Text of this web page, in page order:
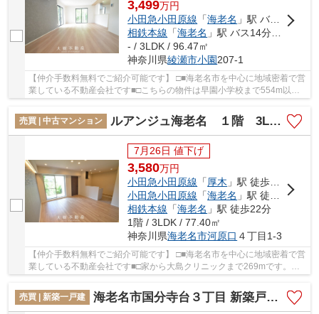
3,499万円
小田急小田原線 「海老名 」駅 バス14分 「小園バザール前」 停歩2分
相鉄本線 「海老名 」駅 バス14分 「小園バザール前」 停歩2分
- / 3LDK / 96.47㎡
神奈川県綾瀬市小園207-1
【仲介手数料無料でご紹介可能です】 □■海老名市を中心に地域密着で営
業している不動産会社です■□こちらの物件は早園小学校まで554m以内
売買 | 中古マンション
ルアンジュ海老名 １階 3LDK リフォーム済み 【仲介手数料無料】
7月26日 値下げ
3,580万円
小田急小田原線 「厚木 」駅 徒歩5分
小田急小田原線 「海老名 」駅 徒歩22分
相鉄本線 「海老名 」駅 徒歩22分
1階 / 3LDK / 77.40㎡
神奈川県海老名市河原口 ４丁目1-3
【仲介手数料無料でご紹介可能です】 □■海老名市を中心に地域密着で営
業している不動産会社です■□家から大島クリニックまで269mです。こ
売買 | 新築一戸建
海老名市国分寺台３丁目 新築戸建て 全2棟【仲介手数料無料】